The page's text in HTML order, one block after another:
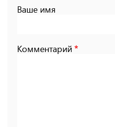
Ваше имя
Комментарий